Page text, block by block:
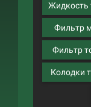
Жидкость
Фильтр
Фильтр
Колодки